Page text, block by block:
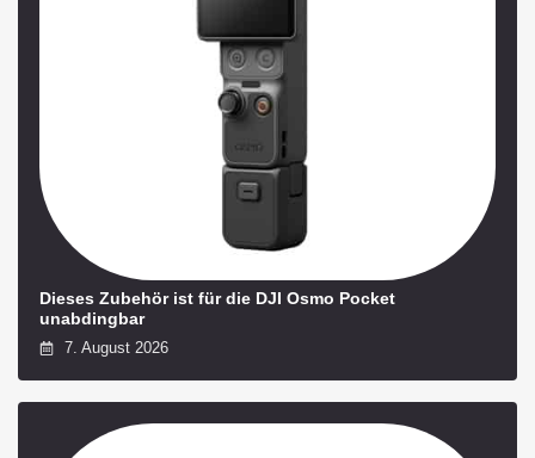
Dieses Zubehör ist für die DJI Osmo Pocket
unabdingbar
7. August 2026